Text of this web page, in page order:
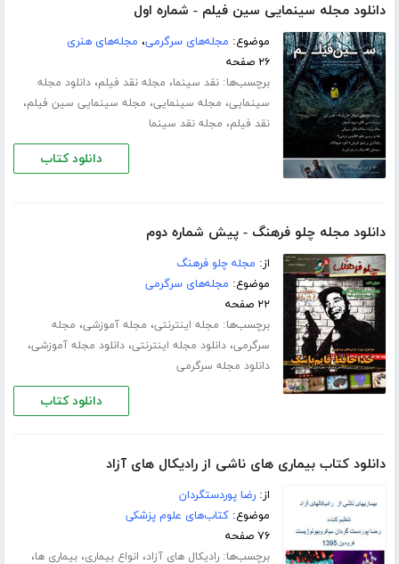
دانلود مجله سینمایی سین فیلم - شماره اول
موضوع: مجله‌های سرگرمی، مجله‌های هنری
۲۶ صفحه
برچسب‌ها:نقد سینما، مجله نقد فیلم،دانلود مجله
سینمایی، مجله سینمایی، مجله سینمایی سین فیلم،
نقد فیلم، مجله نقد سینما
دانلود کتاب
دانلود مجله چلو فرهنگ - پیش شماره دوم
از: مجله چلو فرهنگ
موضوع: مجله‌های سرگرمی
۲۲ صفحه
برچسب‌ها: مجله اینترنتی، مجله آموزشی، مجله
سرگرمی،دانلود مجله اینترنتی،دانلود مجله آموزشی،
دانلود مجله سرگرمی
دانلود کتاب
دانلود کتاب بیماری های ناشی از رادیکال های آزاد
از:رضا پوردستگردان
موضوع:کتاب‌های علوم پزشکی
۷۶ صفحه
برچسب‌ها:رادیکال های آزاد، انواع بیماری،بیماری ها،